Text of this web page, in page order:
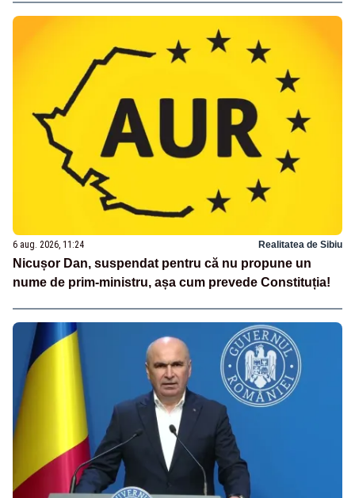
6 aug. 2026, 11:24 Realitatea de Sibiu
Nicușor Dan, suspendat pentru că nu propune un
nume de prim-ministru, așa cum prevede Constituția!